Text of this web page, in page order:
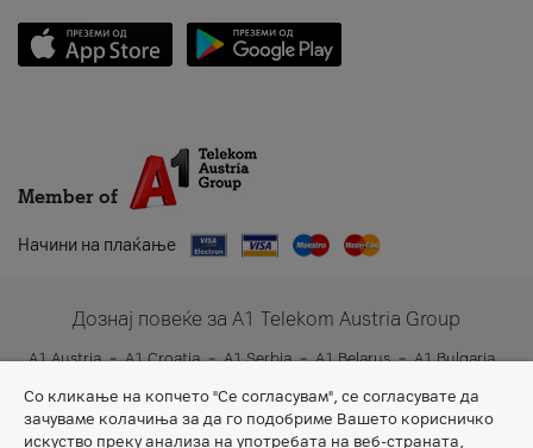
Member of
Начини на плаќање
Дознај повеќе за A1 Telekom Austria Group
A1 Austria A1 Croatia A1 Serbia A1 Belarus
A1 Bulgaria
Со кликање на копчето "Се согласувам", се согласувате да
зачуваме колачиња за да го подобриме Вашето корисничко
искуство преку анализа на употребата на веб-страната,